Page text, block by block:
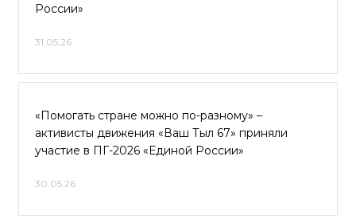
России»
31.05.26
«Помогать стране можно по-разному» –
активисты движения «Ваш Тыл 67» приняли
участие в ПГ-2026 «Единой России»
30.05.26